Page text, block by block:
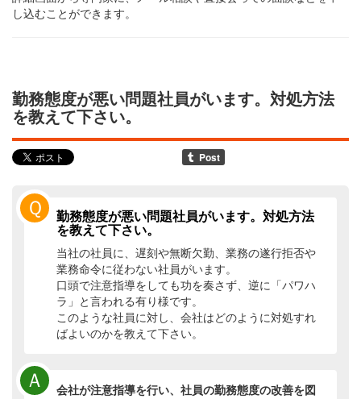
し込むことができます。
勤務態度が悪い問題社員がいます。対処方法
を教えて下さい。
Ｑ
勤務態度が悪い問題社員がいます。対処方法
を教えて下さい。
当社の社員に、遅刻や無断欠勤、業務の遂行拒否や
業務命令に従わない社員がいます。
口頭で注意指導をしても功を奏さず、逆に「パワハ
ラ」と言われる有り様です。
このような社員に対し、会社はどのように対処すれ
ばよいのかを教えて下さい。
Ａ
会社が注意指導を行い、社員の勤務態度の改善を図